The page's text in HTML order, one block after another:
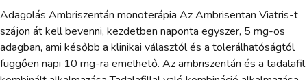
Adagolás Ambriszentán monoterápia Az Ambrisentan Viatris-t
szájon át kell bevenni, kezdetben naponta egyszer, 5 mg-os
adagban, ami később a klinikai választól és a tolerálhatóságtól
függően napi 10 mg-ra emelhető. Az ambriszentán és a tadalafil